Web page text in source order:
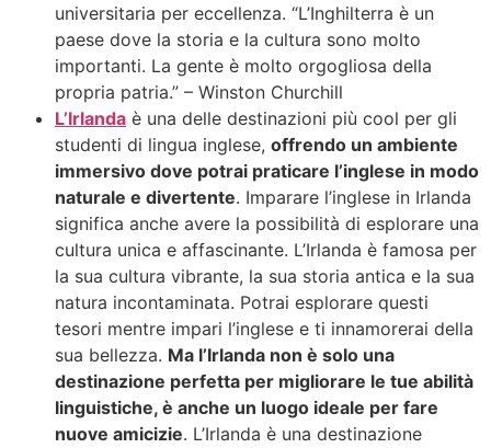
universitaria per eccellenza. “L’Inghilterra è un
paese dove la storia e la cultura sono molto
importanti. La gente è molto orgogliosa della
propria patria.” – Winston Churchill
L’Irlanda è una delle destinazioni più cool per gli
studenti di lingua inglese, offrendo un ambiente
immersivo dove potrai praticare l’inglese in modo
naturale e divertente. Imparare l’inglese in Irlanda
significa anche avere la possibilità di esplorare una
cultura unica e affascinante. L’Irlanda è famosa per
la sua cultura vibrante, la sua storia antica e la sua
natura incontaminata. Potrai esplorare questi
tesori mentre impari l’inglese e ti innamorerai della
sua bellezza. Ma l’Irlanda non è solo una
destinazione perfetta per migliorare le tue abilità
linguistiche, è anche un luogo ideale per fare
nuove amicizie. L’Irlanda è una destinazione